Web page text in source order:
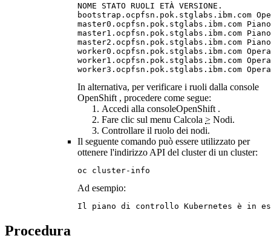
NOME STATO RUOLI ETÀ VERSIONE.
bootstrap.ocpfsn.pok.stglabs.ibm.com
master0.ocpfsn.pok.stglabs.ibm.com
master1.ocpfsn.pok.stglabs.ibm.com
master2.ocpfsn.pok.stglabs.ibm.com
worker0.ocpfsn.pok.stglabs.ibm.com
worker1.ocpfsn.pok.stglabs.ibm.com
worker3.ocpfsn.pok.stglabs.ibm.com
In alternativa, per verificare i ruoli dalla console
OpenShift , procedere come segue:
Accedi alla consoleOpenShift .
Fare clic sul menu Calcola > Nodi.
Controllare il ruolo dei nodi.
Il seguente comando può essere utilizzato per
ottenere l'indirizzo API del cluster di un cluster:
oc cluster-info
Ad esempio:
Il piano di controllo Kubernetes è in
Procedura